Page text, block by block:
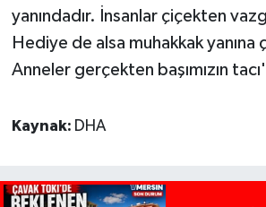
yanındadır. İnsanlar çiçekten
Hediye de alsa muhakkak yanına
Anneler gerçekten başımızın
Kaynak: DHA